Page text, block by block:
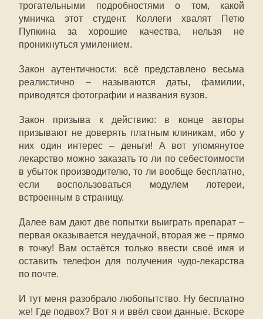
трогательными подробностями о том, какой
умничка этот студент. Коллеги хвалят Петю
Пупкина за хорошие качества, нельзя не
проникнуться умилением.
Закон аутентичности: всё представлено весьма
реалистично – называются даты, фамилии,
приводятся фотографии и названия вузов.
Закон призыва к действию: в конце авторы
призывают не доверять платным клиникам, ибо у
них один интерес – деньги! А вот упомянутое
лекарство можно заказать то ли по себестоимости
в убыток производителю, то ли вообще бесплатно,
если воспользоваться модулем лотереи,
встроенным в страницу.
Далее вам дают две попытки выиграть препарат –
первая оказывается неудачной, вторая же – прямо
в точку! Вам остаётся только ввести своё имя и
оставить телефон для получения чудо-лекарства
по почте.
И тут меня разобрало любопытство. Ну бесплатно
же! Где подвох? Вот я и ввёл свои данные. Вскоре